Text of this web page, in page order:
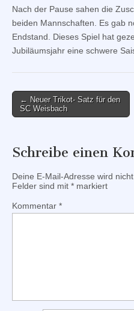
Nach der Pause sahen die
beiden Mannschaften. Es gab
Endstand. Dieses Spiel hat
Jubiläumsjahr eine schwere
Post
navigation
← Neuer Trikot- Satz für den
SC Weisbach
Schreibe einen
Deine E-Mail-Adresse wird
Felder sind mit * markiert
Kommentar *